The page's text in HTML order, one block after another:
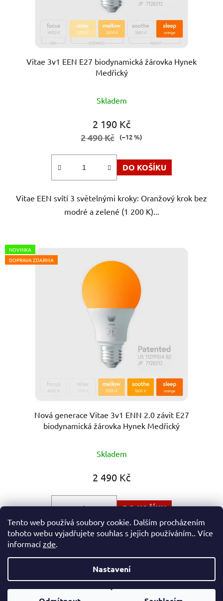
Tento web používá soubory cookie. Dalším procházením
tohoto webu vyjadřujete souhlas s jejich používáním.. Více
informací zde.
Nastavení
Vitae 3v1 EEN E27 biodynamická žárovka Hynek
Medřický
hodnocení
produktu
je
Skladem
2 190 Kč
2 490 Kč (–12 %)
DO KOŠÍKU
Vitae EEN svítí 3 světelnými kroky: Oranžový krok bez
modré a zelené (1 200 K)...
NOVINKA
DOPRAVA ZDARMA
Nová generace Vitae 3v1 ENN 2.0 závit E27
biodynamická žárovka Hynek Medřický
hodnocení
produktu
5,0
5
hvězdiček.
Skladem
2 490 Kč
DO KOŠÍKU
Tři unikátní světla v jedné žárovce: Oranžový krok bez
Vytvořil Shoptet